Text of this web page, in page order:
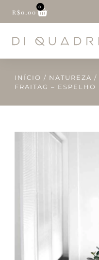
R$0,00
0
INÍCIO / NATUREZA /
FRAITAG –